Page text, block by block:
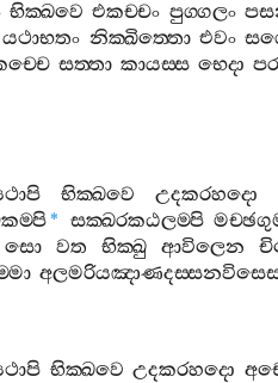
භික‍්ඛවෙ එකච‍්චං පුග‍්ගලං
යථාභතං නික‍්ඛිත‍්තො එවං
සත‍්තා කායස‍්ස භෙදා
භික‍්ඛවෙ උදකරහදො
* සක‍්ඛරකඨලම‍්පි
සො වත භික‍්ඛු ආවිලෙන
භික‍්ඛවෙ උදකරහදො